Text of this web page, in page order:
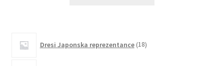
Dresi Japonska reprezentance 18izdelkov